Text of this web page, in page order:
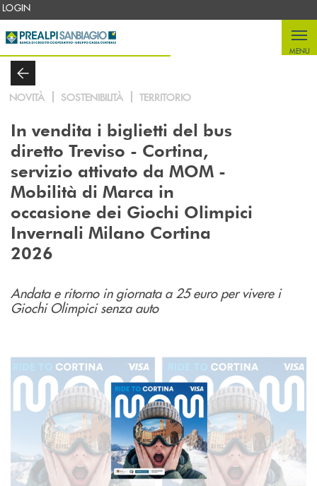
Salta al contenuto principale
LOGIN
MENU
NOVITÀ SOSTENIBILITÀ TERRITORIO
In vendita i biglietti del bus
diretto Treviso - Cortina,
servizio attivato da MOM -
Mobilità di Marca in
occasione dei Giochi Olimpici
Invernali Milano Cortina
2026
Andata e ritorno in giornata a 25 euro per vivere i
Giochi Olimpici senza auto